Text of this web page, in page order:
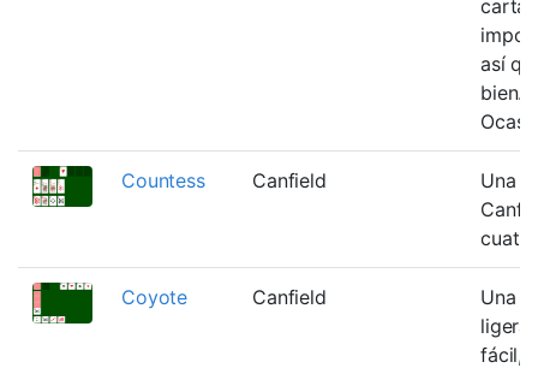
así
bien.
Countess Canfield
Una
Coyote Canfield
Una
fácil,